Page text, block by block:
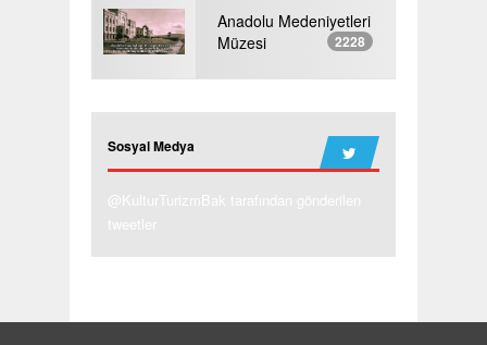
Anadolu Medeniyetleri
Müzesi
2228
Sosyal Medya
@KulturTurizmBak tarafından gönderilen
tweetler